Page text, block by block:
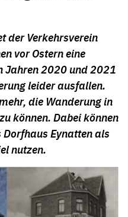
der Verkehrsverein
vor Ostern eine
Jahren 2020 und 2021
leider ausfallen.
die Wanderung in
können. Dabei können
Eynatten als
nutzen.